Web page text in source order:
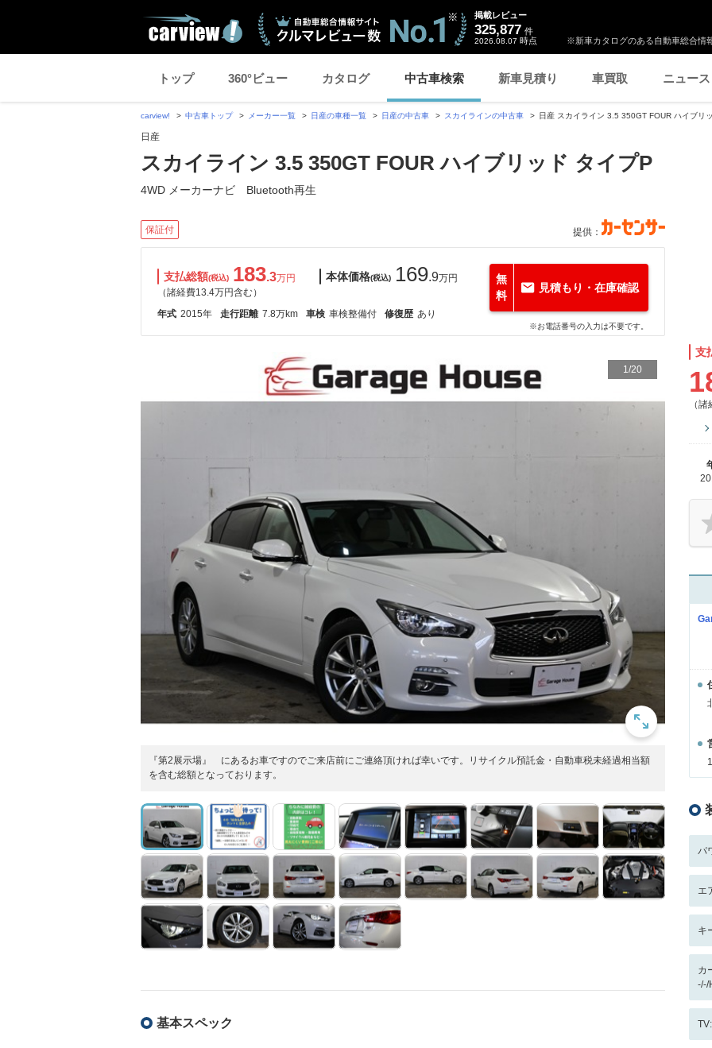
※新車カタログのある自動車総合情
掲載レビュー
325,877 件
2026.08.07 時点
トップ 360°ビュー カタログ 中古車検索 新車見積り 車買取 ニュース
carview! 中古車トップ メーカー一覧 日産の車種一覧 日産の中古車 スカイラインの中古車 日産 スカイライン 3.5 350GT FOUR ハイブ
日産
スカイライン 3.5 350GT FOUR ハイブリッド タイプP
4WD メーカーナビ Bluetooth再生
保証付 提供：
支払総額(税込) 183.3万円
（諸経費13.4万円含む）
本体価格(税込) 169.9万円
年式 2015年 走行距離 7.8万km 車検 車検整備付 修復歴 あり
無
料
見積もり・在庫確認
※お電話番号の入力は不要です。
1/20
『第2展示場』 にあるお車ですのでご来店前にご連絡頂ければ幸いです。リサイクル預託金・自動車税未経過相当額
を含む総額となっております。
基本スペック
支
（
パ
エ
キ
カ
-/-/